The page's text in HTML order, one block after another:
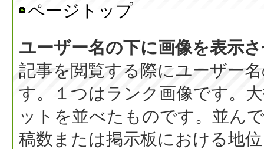
ページトップ
ユーザー名の下に画像を表示
記事を閲覧する際にユーザー
す。１つはランク画像です。
ットを並べたものです。並ん
稿数または掲示板における地